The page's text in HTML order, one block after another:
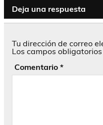
Deja una respuesta
Tu dirección de correo
Los campos
Comentario *